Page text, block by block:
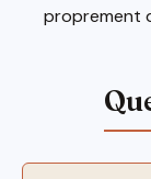
proprement